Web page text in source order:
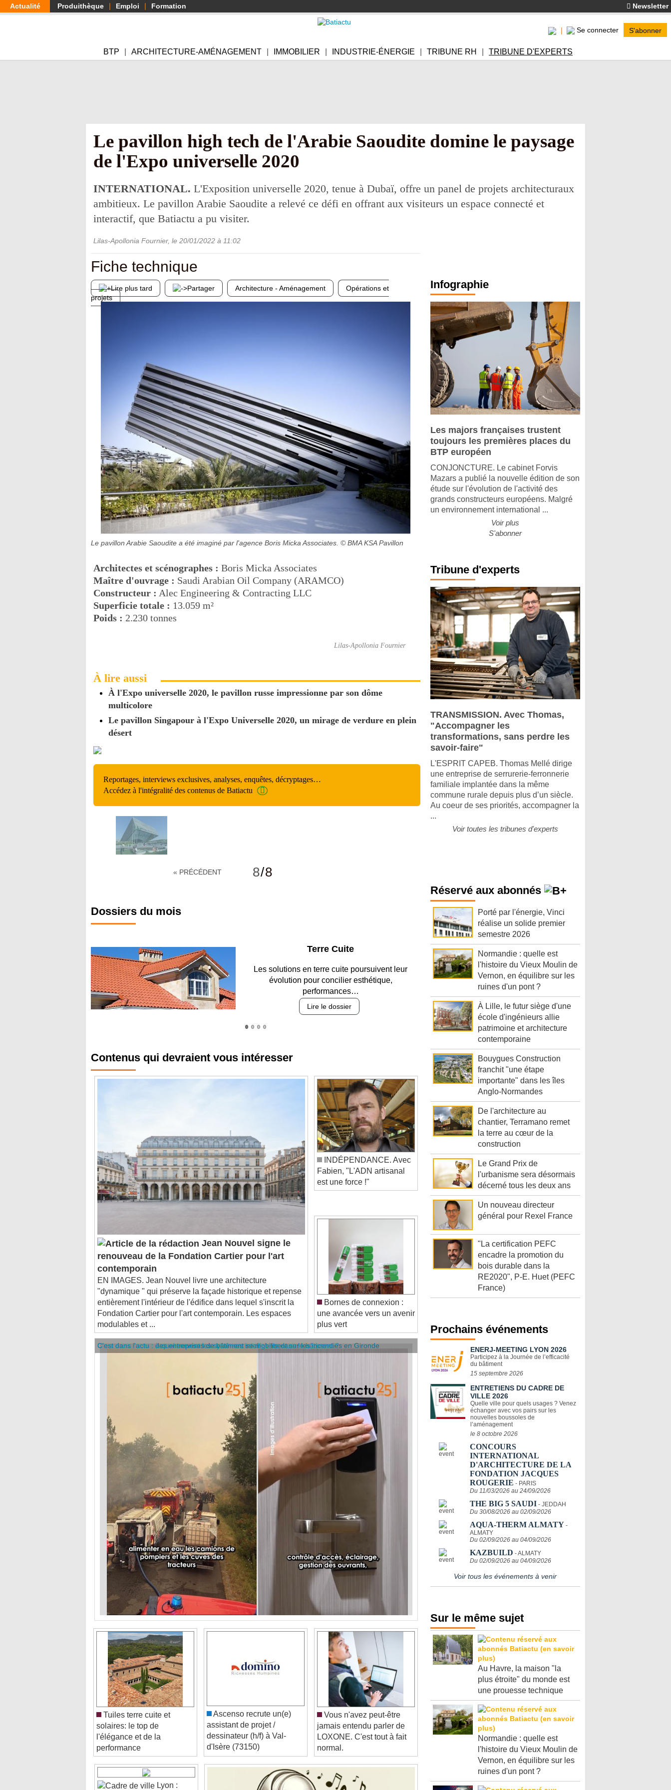
Aller
au
Actualité Produithèque Emploi Formation Newsletter
Se connecter S'abonner
BTP ARCHITECTURE-AMÉNAGEMENT IMMOBILIER INDUSTRIE-ÉNERGIE TRIBUNE RH TRIBUNE D'EXPERTS
Le pavillon high tech de l'Arabie Saoudite domine le paysage
de l'Expo universelle 2020
INTERNATIONAL. L'Exposition universelle 2020, tenue à Dubaï, offre un panel de projets architecturaux
ambitieux. Le pavillon Arabie Saoudite a relevé ce défi en offrant aux visiteurs un espace connecté et
interactif, que Batiactu a pu visiter.
Lilas-Apollonia Fournier, le 20/01/2022 à 11:02
Fiche technique
Lire plus tard Partager Architecture - Aménagement
Opérations et
projets
Le pavillon Arabie Saoudite a été imaginé par l'agence Boris Micka Associates. © BMA KSA Pavillon
Architectes et scénographes : Boris Micka Associates
Maître d'ouvrage : Saudi Arabian Oil Company (ARAMCO)
Constructeur : Alec Engineering & Contracting LLC
Superficie totale : 13.059 m²
Poids : 2.230 tonnes
Lilas-Apollonia Fournier
À lire aussi
À l'Expo universelle 2020, le pavillon russe impressionne par son dôme
multicolore
Le pavillon Singapour à l'Expo Universelle 2020, un mirage de verdure en plein
désert
Reportages, interviews exclusives, analyses, enquêtes, décryptages…
Accédez à l'intégralité des contenus de Batiactu
« PRÉCÉDENT 8/8
Dossiers du mois
Parking et garages
Entre circulation, sécurisation des accès, durabilité
des revêtements et intégration…
Lire le dossier
Jean Nouvel signe le
renouveau de la Fondation Cartier pour l'art
contemporain
EN IMAGES. Jean Nouvel livre une architecture
"dynamique " qui préserve la façade historique et repense
entièrement l'intérieur de l'édifice dans lequel s'inscrit la
Fondation Cartier pour l'art contemporain. Les espaces
modulables et ...
INDÉPENDANCE. Avec
Fabien, "L'ADN artisanal
est une force !"
Bornes de connexion :
une avancée vers un avenir
plus vert
C'est dans l'actu : des entreprises de bâtiment se mobilisent sur les incendies en Gironde
C'est dans l'actu : à quoi servent les systèmes intelligents dans le bâtiment ?
Tuiles terre cuite et
solaires: le top de
l'élégance et de la
performance
assistant de projet /
dessinateur (h/f) à Val-
d'Isère (73150)
Vous n'avez peut-être
jamais entendu parler de
LOXONE. C'est tout à fait
normal.
Passagers des Villes
Infographie
Les majors françaises trustent
toujours les premières places du
BTP européen
CONJONCTURE. Le cabinet Forvis
Mazars a publié la nouvelle édition de son
étude sur l'évolution de l'activité des
grands constructeurs européens. Malgré
un environnement international ...
Voir plus
S'abonner
Tribune d'experts
TRANSMISSION. Avec Thomas,
"Accompagner les
transformations, sans perdre les
savoir-faire"
L'ESPRIT CAPEB. Thomas Mellé dirige
une entreprise de serrurerie-ferronnerie
familiale implantée dans la même
commune rurale depuis plus d’un siècle.
Au coeur de ses priorités, accompagner la
...
Voir toutes les tribunes d'experts
Réservé aux abonnés
Porté par l'énergie, Vinci
réalise un solide premier
semestre 2026
Normandie : quelle est
l'histoire du Vieux Moulin de
Vernon, en équilibre sur les
ruines d'un pont ?
À Lille, le futur siège d'une
école d'ingénieurs allie
patrimoine et architecture
contemporaine
Bouygues Construction
franchit "une étape
importante" dans les îles
Anglo-Normandes
De l'architecture au
chantier, Terramano remet
la terre au cœur de la
construction
Le Grand Prix de
l'urbanisme sera désormais
décerné tous les deux ans
Un nouveau directeur
général pour Rexel France
"La certification PEFC
encadre la promotion du
bois durable dans la
RE2020", P-E. Huet (PEFC
France)
Prochains événements
ENERJ-MEETING LYON 2026
Participez à la Journée de l’efficacité
du bâtiment
15 septembre 2026
ENTRETIENS DU CADRE DE
VILLE 2026
Quelle ville pour quels usages ? Venez
échanger avec vos pairs sur les
nouvelles boussoles de
l’aménagement
le 8 octobre 2026
CONCOURS
INTERNATIONAL
D'ARCHITECTURE DE LA
FONDATION JACQUES
ROUGERIE - PARIS
Du 11/03/2026 au 24/09/2026
THE BIG 5 SAUDI - JEDDAH
Du 30/08/2026 au 02/09/2026
AQUA-THERM ALMATY -
ALMATY
Du 02/09/2026 au 04/09/2026
KAZBUILD - ALMATY
Du 02/09/2026 au 04/09/2026
Voir tous les événements à venir
Sur le même sujet
Au Havre, la maison "la
plus étroite" du monde est
une prouesse technique
Normandie : quelle est
l'histoire du Vieux Moulin de
Vernon, en équilibre sur les
ruines d'un pont ?